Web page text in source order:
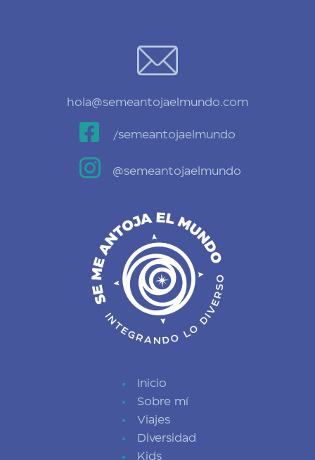
hola@semeantojaelmundo.com
 /semeantojaelmundo
 @semeantojaelmundo
Inicio
Sobre mí
Viajes
Diversidad
Kids